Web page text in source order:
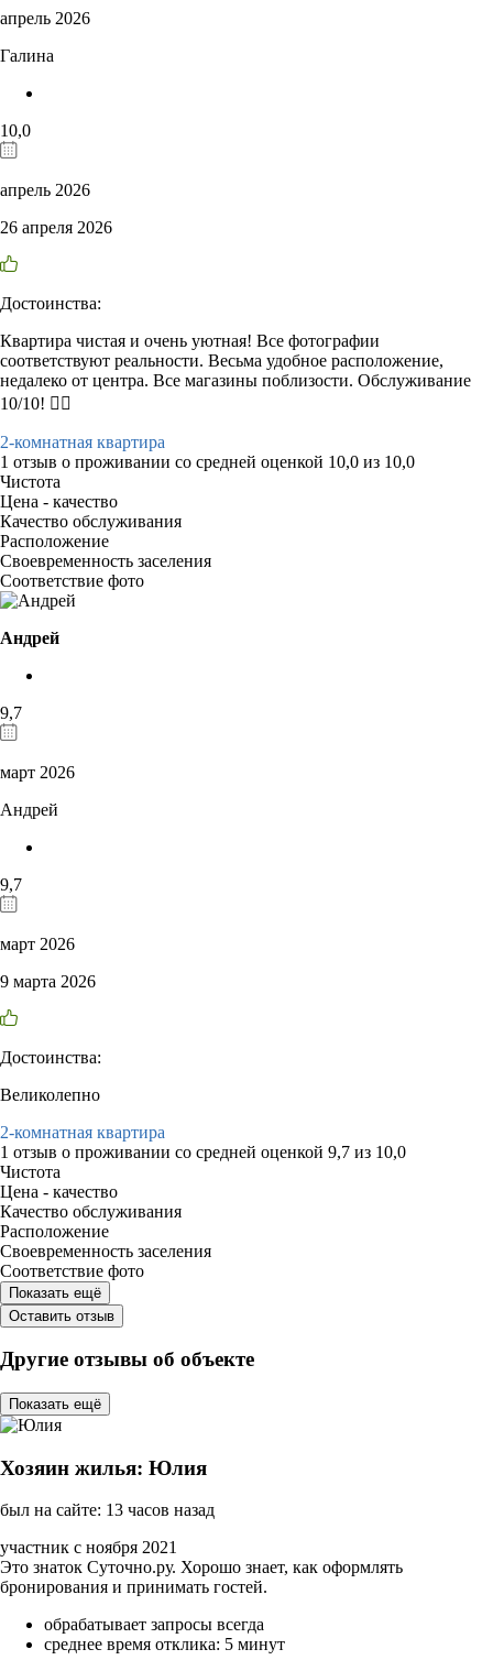
апрель 2026
Галина
10,0
апрель 2026
26 апреля 2026
Достоинства:
Квартира чистая и очень уютная! Все фотографии
соответствуют реальности. Весьма удобное расположение,
недалеко от центра. Все магазины поблизости. Обслуживание
10/10! 👍🏻
2-комнатная квартира
1 отзыв о проживании со средней оценкой 10,0 из 10,0
Чистота
Цена - качество
Качество обслуживания
Расположение
Своевременность заселения
Соответствие фото
Андрей
9,7
март 2026
Андрей
9,7
март 2026
9 марта 2026
Достоинства:
Великолепно
2-комнатная квартира
1 отзыв о проживании со средней оценкой 9,7 из 10,0
Чистота
Цена - качество
Качество обслуживания
Расположение
Своевременность заселения
Соответствие фото
Показать ещё
Оставить отзыв
Другие отзывы об объекте
Показать ещё
Хозяин жилья: Юлия
был на сайте: 13 часов назад
участник с ноября 2021
Это знаток Суточно.ру. Хорошо знает, как оформлять
бронирования и принимать гостей.
обрабатывает запросы всегда
среднее время отклика: 5 минут